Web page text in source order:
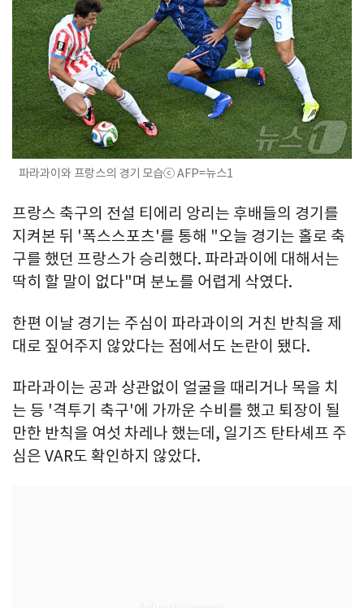
파라과이와 프랑스의 경기 모습ⓒ AFP=뉴스1
프랑스 축구의 전설 티에리 앙리는 후배들의 경기를
지켜본 뒤 '폭스스포츠'를 통해 "오늘 경기는 홀로 축
구를 했던 프랑스가 승리했다. 파라과이에 대해서는
딱히 할 말이 없다"며 분노를 어렵게 삭였다.
한편 이날 경기는 주심이 파라과이의 거친 반칙을 제
대로 짚어주지 않았다는 점에서도 논란이 됐다.
파라과이는 공과 상관없이 얼굴을 때리거나 목을 치
는 등 '격투기 축구'에 가까운 수비를 했고 퇴장이 될
만한 반칙을 여섯 차레나 했는데, 일기즈 탄타셰프 주
심은 VAR도 확인하지 않았다.